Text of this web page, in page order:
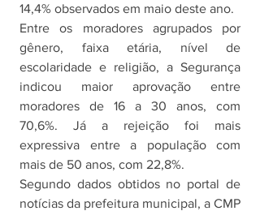
14,4% observados em maio deste ano.
Entre os moradores agrupados por
gênero, faixa etária, nível de
escolaridade e religião, a Segurança
indicou maior aprovação entre
moradores de 16 a 30 anos, com
70,6%. Já a rejeição foi mais
expressiva entre a população com
mais de 50 anos, com 22,8%.
Segundo dados obtidos no portal de
notícias da prefeitura municipal, a CMP